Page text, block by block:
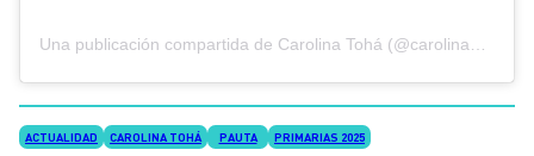
ACTUALIDAD CAROLINA TOHÁ PAUTA PRIMARIAS 2025